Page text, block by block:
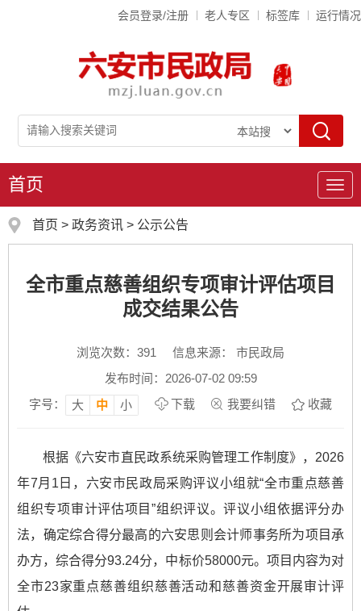
会员登录/注册 老人专区 标签库 运行情况
导
航
首页
首页 > 政务资讯 > 公示公告
全市重点慈善组织专项审计评估项目
成交结果公告
浏览次数： 391
信息来源： 市民政局
发布时间：2026-07-02 09:59
字号：
大 中 小 下载 我要纠错 收藏
根据《六安市直民政系统采购管理工作制度》，2026
年7月1日，六安市民政局采购评议小组就“全市重点慈善
组织专项审计评估项目”组织评议。评议小组依据评分办
法，确定综合得分最高的六安思则会计师事务所为项目承
办方，综合得分93.24分，中标价58000元。项目内容为对
全市23家重点慈善组织慈善活动和慈善资金开展审计评